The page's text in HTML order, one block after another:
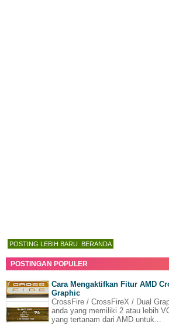
POSTING LEBIH BARU BERANDA
POSTINGAN POPULER
Cara Mengaktifkan Fitur AMD
Graphic
CrossFire / CrossFireX / Dual
anda yang memiliki 2 atau lebih
yang tertanam dari AMD untuk...